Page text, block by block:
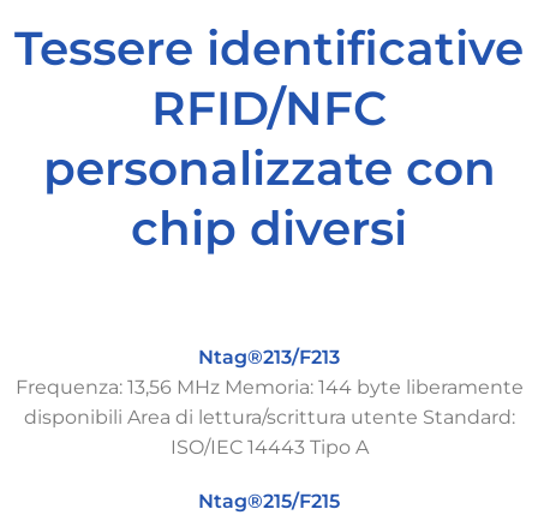
Tessere identificative
RFID/NFC
personalizzate con
chip diversi
Ntag®213/F213
Frequenza: 13,56 MHz Memoria: 144 byte liberamente
disponibili Area di lettura/scrittura utente Standard:
ISO/IEC 14443 Tipo A
Ntag®215/F215